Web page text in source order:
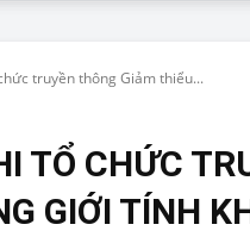
truyền thông Giảm thiểu...
TỔ CHỨC
GIỚI TÍNH